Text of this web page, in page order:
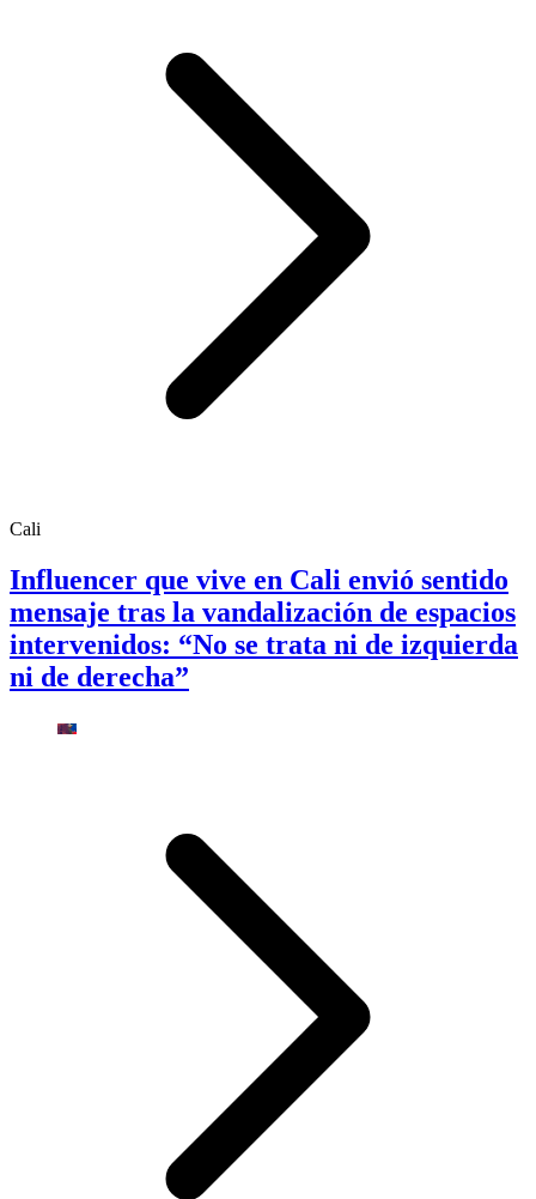
Cali
Influencer que vive en Cali envió sentido
mensaje tras la vandalización de espacios
intervenidos: “No se trata ni de izquierda
ni de derecha”